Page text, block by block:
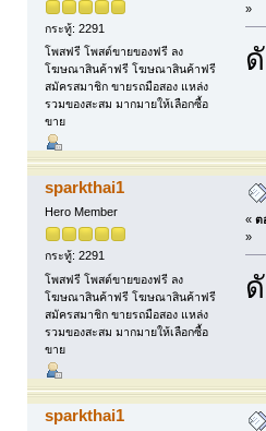
กระทู้: 2291
โพสฟรี โพสต์ขายของฟรี ลง
โฆษณาสินค้าฟรี โฆษณาสินค้าฟรี
สมัครสมาชิก ขายรถมือสอง แหล่ง
รวมของสะสม มากมายให้เลือกซื้อ
ขาย
»
sparkthai1
Hero Member
กระทู้: 2291
โพสฟรี โพสต์ขายของฟรี ลง
โฆษณาสินค้าฟรี โฆษณาสินค้าฟรี
สมัครสมาชิก ขายรถมือสอง แหล่ง
รวมของสะสม มากมายให้เลือกซื้อ
ขาย
« ต
»
sparkthai1